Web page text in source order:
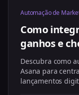
Automação de
Como
ganhos e
Descubra como
Asana para
lançamentos